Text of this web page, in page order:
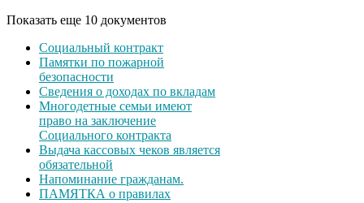
Показать еще 10 документов
Социальный контракт
Памятки по пожарной
безопасности
Сведения о доходах по вкладам
Многодетные семьи имеют
право на заключение
Социального контракта
Выдача кассовых чеков является
обязательной
Напоминание гражданам.
ПАМЯТКА о правилах